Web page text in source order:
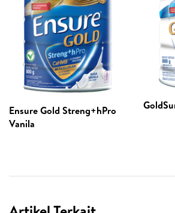
Ensure Gold Streng+hPro
Vanila